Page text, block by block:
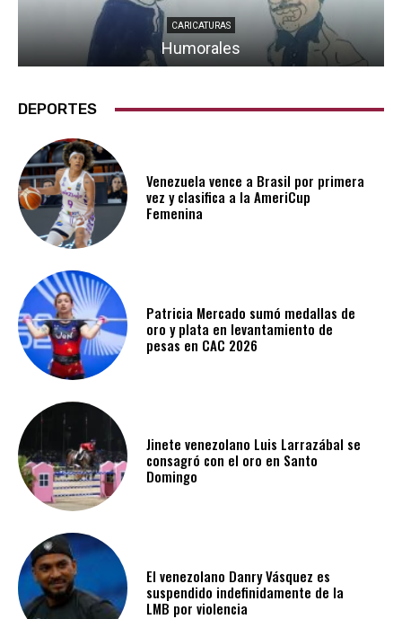
CARICATURAS
Humorales
DEPORTES
Venezuela vence a Brasil por primera
vez y clasifica a la AmeriCup
Femenina​
Patricia Mercado sumó medallas de
oro y plata en levantamiento de
pesas en CAC 2026
Jinete venezolano Luis Larrazábal se
consagró con el oro en Santo
Domingo
El venezolano Danry Vásquez es
suspendido indefinidamente de la
LMB por violencia